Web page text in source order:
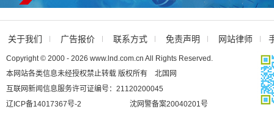
关于我们 广告报价 联系方式 免责声明 网站律师
Copyright © 2000 - 2026 www.lnd.com.cn All Rights Reserved.
本网站各类信息未经授权禁止转载 版权所有 北国网
互联网新闻信息服务许可证编号：21120200045
辽ICP备14017367号-2
沈网警备案20040201号